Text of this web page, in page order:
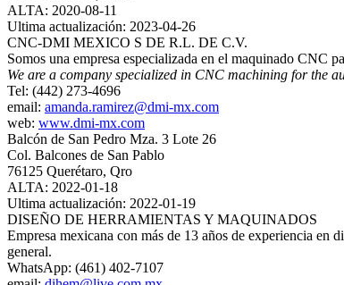
ALTA: 2020-08-11
Ultima actualización: 2023-04-26
CNC-DMI MEXICO S DE R.L. DE C.V.
Somos una empresa especializada en el maquinado CNC
We are a company specialized in CNC machining for the
Tel: (442) 273-4696
email: amanda.ramirez@dmi-mx.com
web: www.dmi-mx.com
Balcón de San Pedro Mza. 3 Lote 26
Col. Balcones de San Pablo
76125 Querétaro, Qro
ALTA: 2022-01-18
Ultima actualización: 2022-01-19
DISEÑO DE HERRAMIENTAS Y MAQUINADOS
Empresa mexicana con más de 13 años de experiencia en
general.
WhatsApp: (461) 402-7107